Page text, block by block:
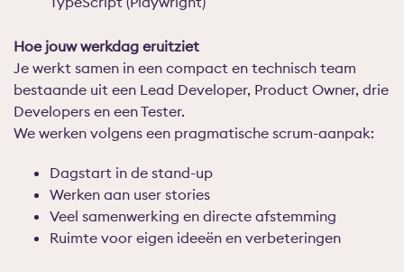
Hoe jouw werkdag eruitziet
Je werkt samen in een compact en technisch team
bestaande uit een Lead Developer, Product Owner, drie
Developers en een Tester.
We werken volgens een pragmatische scrum-aanpak:
Dagstart in de stand-up
Werken aan user stories
Veel samenwerking en directe afstemming
Ruimte voor eigen ideeën en verbeteringen